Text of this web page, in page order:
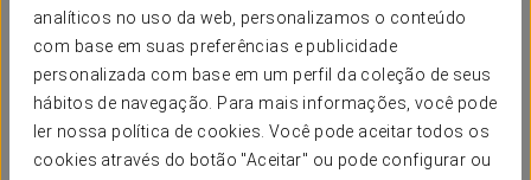
analíticos no uso da web, personalizamos o conteúdo
com base em suas preferências e publicidade
personalizada com base em um perfil da coleção de seus
hábitos de navegação. Para mais informações, você pode
ler nossa política de cookies. Você pode aceitar todos os
cookies através do botão "Aceitar" ou pode configurar ou